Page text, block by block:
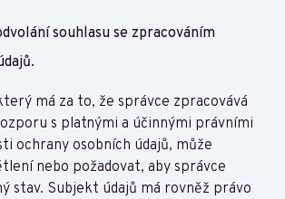
souhlasu se zpracováním
má za to, že správce zpracovává
s platnými a účinnými právními
ochrany osobních údajů, může
nebo požadovat, aby správce
stav. Subjekt údajů má rovněž právo